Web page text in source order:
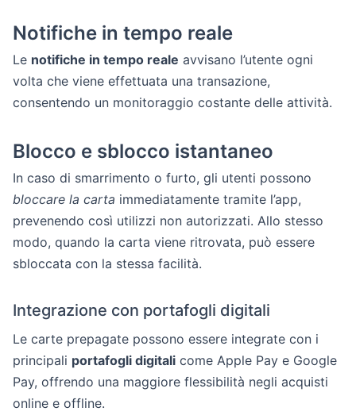
Notifiche in tempo reale
Le notifiche in tempo reale avvisano l’utente ogni
volta che viene effettuata una transazione,
consentendo un monitoraggio costante delle attività.
Blocco e sblocco istantaneo
In caso di smarrimento o furto, gli utenti possono
bloccare la carta immediatamente tramite l’app,
prevenendo così utilizzi non autorizzati. Allo stesso
modo, quando la carta viene ritrovata, può essere
sbloccata con la stessa facilità.
Integrazione con portafogli digitali
Le carte prepagate possono essere integrate con i
principali portafogli digitali come Apple Pay e Google
Pay, offrendo una maggiore flessibilità negli acquisti
online e offline.